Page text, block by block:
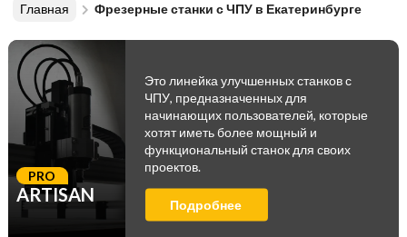
Главная Фрезерные станки с ЧПУ в Екатеринбурге
ARTISAN
PRO
Это линейка улучшенных станков с
ЧПУ, предназначенных для
начинающих пользователей, которые
хотят иметь более мощный и
функциональный станок для своих
проектов.
Подробнее